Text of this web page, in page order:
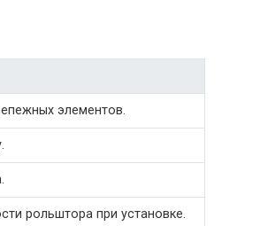
элементов.
рольштора при установке.